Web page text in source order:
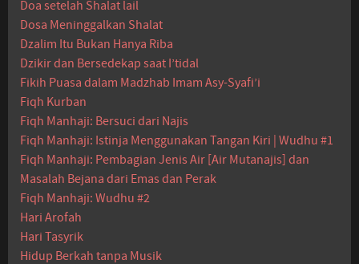
Doa setelah Shalat lail
Dosa Meninggalkan Shalat
Dzalim Itu Bukan Hanya Riba
Dzikir dan Bersedekap saat I’tidal
Fikih Puasa dalam Madzhab Imam Asy-Syafi’i
Fiqh Kurban
Fiqh Manhaji: Bersuci dari Najis
Fiqh Manhaji: Istinja Menggunakan Tangan Kiri | Wudhu #1
Fiqh Manhaji: Pembagian Jenis Air [Air Mutanajis] dan
Masalah Bejana dari Emas dan Perak
Fiqh Manhaji: Wudhu #2
Hari Arofah
Hari Tasyrik
Hidup Berkah tanpa Musik